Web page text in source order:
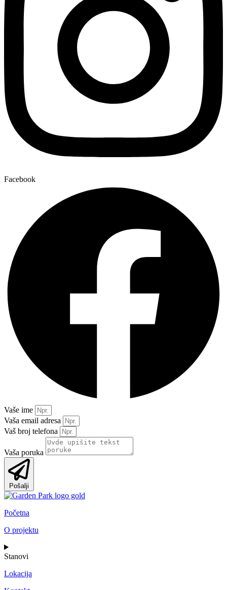
Facebook
Vaše ime
Vaša email adresa
Vaš broj telefona
Vaša poruka
Pošalji
Početna
O projektu
Stanovi
Lokacija